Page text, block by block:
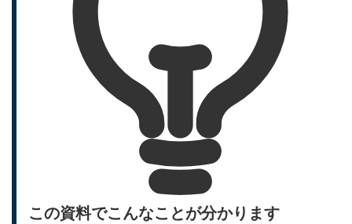
この資料でこんなことが分かります